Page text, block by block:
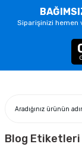
Siparişinizi hemen
Blog Etiketleri